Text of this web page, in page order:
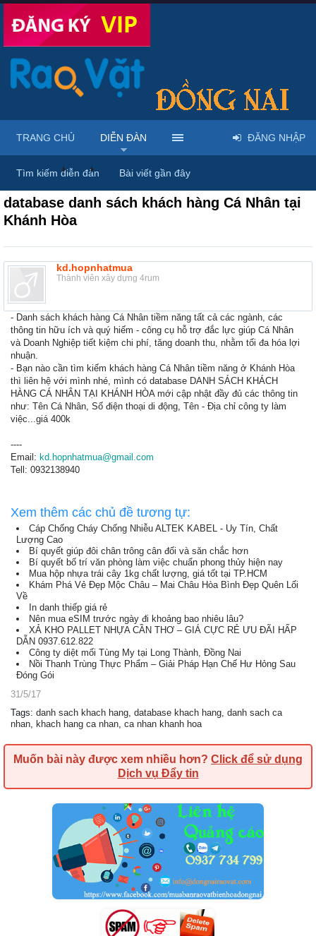
Diễn đàn ... Rao vặt tổng hợp - Uy tín - Miễn phí
database danh sách khách hàng Cá Nhân tại
Khánh Hòa
kd.hopnhatmua
Thành viên xây dựng 4rum
- Danh sách khách hàng Cá Nhân tiềm năng tất cả các ngành, các
thông tin hữu ích và quý hiếm - công cụ hỗ trợ đắc lực giúp Cá Nhân
và Doanh Nghiệp tiết kiệm chi phí, tăng doanh thu, nhằm tối đa hóa lợi
nhuận.
- Bạn nào cần tìm kiếm khách hàng Cá Nhân tiềm năng ở Khánh Hòa
thì liên hệ với mình nhé, mình có database DANH SÁCH KHÁCH
HÀNG CÁ NHÂN TẠI KHÁNH HÒA mới cập nhật đầy đủ các thông tin
như: Tên Cá Nhân, Số điện thoại di động, Tên - Địa chỉ công ty làm
việc...giá 400k
----
Email: kd.hopnhatmua@gmail.com
Tell: 0932138940
Xem thêm các chủ đề tương tự:
Cáp Chống Cháy Chống Nhiễu ALTEK KABEL - Uy Tín, Chất
Lượng Cao
Bí quyết giúp đôi chân trông cân đối và săn chắc hơn
Bí quyết bố trí văn phòng làm việc chuẩn phong thủy hiện nay
Mua hộp nhựa trái cây 1kg chất lượng, giá tốt tại TP.HCM
Khám Phá Vẻ Đẹp Mộc Châu – Mai Châu Hòa Bình Đẹp Quên Lối
Về
In danh thiếp giá rẻ
Nên mua eSIM trước ngày đi khoảng bao nhiêu lâu?
XẢ KHO PALLET NHỰA CẦN THƠ – GIÁ CỰC RẺ ƯU ĐÃI HẤP
DẪN 0937.612.822
Công ty diệt mối Tùng My tại Long Thành, Đồng Nai
Nồi Thanh Trùng Thực Phẩm – Giải Pháp Hạn Chế Hư Hỏng Sau
Đóng Gói
31/5/17
Tags: danh sach khach hang, database khach hang, danh sach ca
nhan, khach hang ca nhan, ca nhan khanh hoa
Muốn bài này được xem nhiều hơn? Click để sử dụng
Dịch vụ Đẩy tin
TRANG CHỦ DIỄN ĐÀN
Tìm kiếm diễn đàn Bài viết gần đây
ĐĂNG NHẬP